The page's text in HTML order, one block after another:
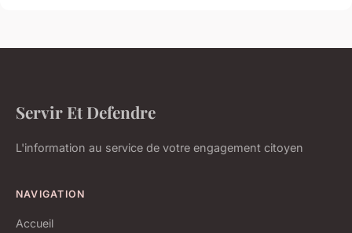
Servir Et Defendre
L'information au service de votre engagement citoyen
NAVIGATION
Accueil